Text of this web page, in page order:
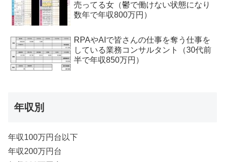
売ってる女（鬱で働けない状態になり
数年で年収800万円）
RPAやAIで皆さんの仕事を奪う仕事を
している業務コンサルタント（30代前
半で年収850万円）
年収別
年収100万円台以下
年収200万円台